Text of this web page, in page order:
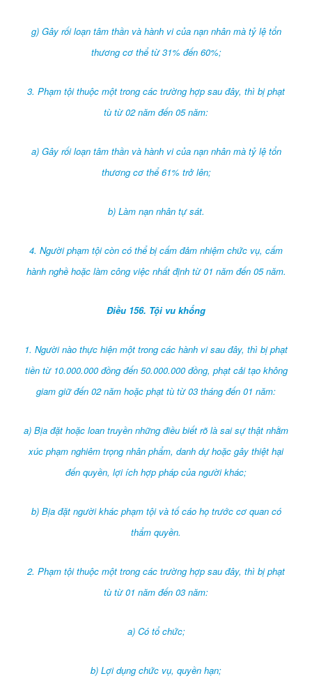
g) Gây rối loạn tâm thần và hành vi của nạn nhân mà tỷ lệ tổn
thương cơ thể từ 31% đến 60%;
3. Phạm tội thuộc một trong các trường hợp sau đây, thì bị phạt
tù từ 02 năm đến 05 năm:
a) Gây rối loạn tâm thần và hành vi của nạn nhân mà tỷ lệ tổn
thương cơ thể 61% trở lên;
b) Làm nạn nhân tự sát.
4. Người phạm tội còn có thể bị cấm đảm nhiệm chức vụ, cấm
hành nghề hoặc làm công việc nhất định từ 01 năm đến 05 năm.
Điều 156. Tội vu khống
1. Người nào thực hiện một trong các hành vi sau đây, thì bị phạt
tiền từ 10.000.000 đồng đến 50.000.000 đồng, phạt cải tạo không
giam giữ đến 02 năm hoặc phạt tù từ 03 tháng đến 01 năm:
a) Bịa đặt hoặc loan truyền những điều biết rõ là sai sự thật nhằm
xúc phạm nghiêm trọng nhân phẩm, danh dự hoặc gây thiệt hại
đến quyền, lợi ích hợp pháp của người khác;
b) Bịa đặt người khác phạm tội và tố cáo họ trước cơ quan có
thẩm quyền.
2. Phạm tội thuộc một trong các trường hợp sau đây, thì bị phạt
tù từ 01 năm đến 03 năm:
a) Có tổ chức;
b) Lợi dụng chức vụ, quyền hạn;